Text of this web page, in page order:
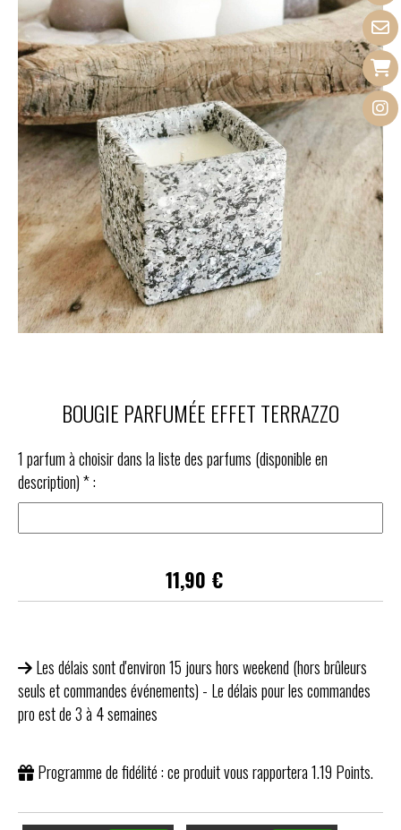
BOUGIE PARFUMÉE EFFET TERRAZZO
1 parfum à choisir dans la liste des parfums (disponible en
description)*:
11,90 €
Les délais sont d'environ 15 jours hors weekend (hors brûleurs
seuls et commandes événements) - Le délais pour les commandes
pro est de 3 à 4 semaines
Programme de fidélité : ce produit vous rapportera1.19 Points.